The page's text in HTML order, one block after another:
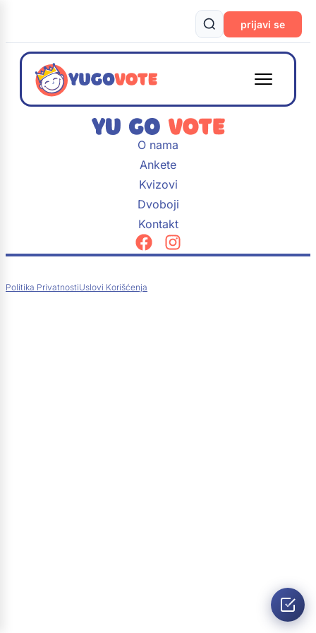
prijavi se
O nama
Ankete
Kvizovi
Dvoboji
Kontakt
Politika PrivatnostiUslovi Korišćenja